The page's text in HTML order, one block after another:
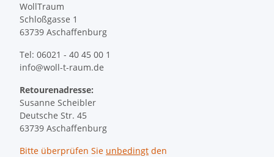
WollTraum
Schloßgasse 1
63739 Aschaffenburg
Tel: 06021 - 40 45 00 1
info@woll-t-raum.de
Retourenadresse:
Susanne Scheibler
Deutsche Str. 45
63739 Aschaffenburg
Bitte überprüfen Sie unbedingt den